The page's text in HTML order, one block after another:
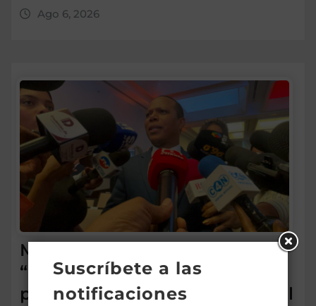
Ago 6, 2026
Morrison insta a diputados a
“leer más” antes de criticar
préstamo para seguridad vial
Suscríbete a las
notificaciones